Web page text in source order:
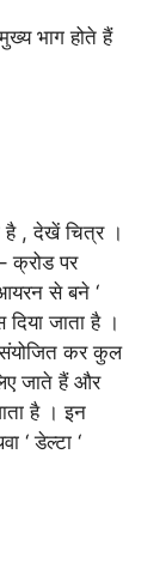
भाग होते हैं
है , देखें चित्र ।
क्रोड पर
से बने ‘
जाता है ।
कर कुल
जाते हैं और
है । इन
‘ डेल्टा ‘